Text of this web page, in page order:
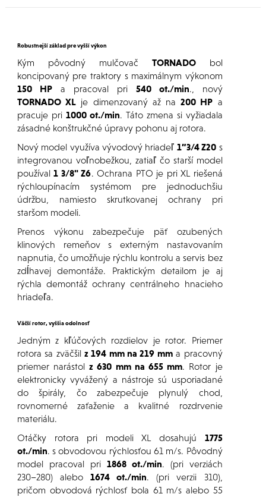
Robustnejší základ pre vyšší výkon
Kým pôvodný mulčovač TORNADObol
koncipovaný pre traktory s maximálnym výkonom
150 HPa pracoval pri 540 ot./min., nový
TORNADO XL je dimenzovaný až na200 HP a
pracuje pri 1000 ot./min. Táto zmena si vyžiadala
zásadné konštrukčné úpravy pohonu aj rotora.
Nový model využíva vývodový hriadeľ 1”3/4 Z20 s
integrovanou voľnobežkou, zatiaľ čo starší model
používal1 3/8" Z6. Ochrana PTO je pri XL riešená
rýchloupínacím systémom pre jednoduchšiu
údržbu, namiesto skrutkovanej ochrany pri
staršom modeli.
Prenos výkonu zabezpečuje päť ozubených
klinových remeňov s externým nastavovaním
napnutia, čo umožňuje rýchlu kontrolu a servis bez
zdĺhavej demontáže. Praktickým detailom je aj
rýchla demontáž ochrany centrálneho hnacieho
hriadeľa.
Väčší rotor, vyššia odolnosť
Jedným z kľúčových rozdielov je rotor. Priemer
rotora sa zväčšilz 194 mm na 219 mma pracovný
priemer narástolz 630 mm na 655 mm. Rotor je
elektronicky vyvážený a nástroje sú usporiadané
do špirály, čo zabezpečuje plynulý chod,
rovnomerné zaťaženie a kvalitné rozdrvenie
materiálu.
Otáčky rotora pri modeli XL dosahujú 1775
ot./min. s obvodovou rýchlosťou 61 m/s. Pôvodný
model pracoval pri 1868 ot./min. (pri verziách
230–280) alebo1674 ot./min. (pri verzii 310),
pričom obvodová rýchlosť bola 61 m/s alebo 55